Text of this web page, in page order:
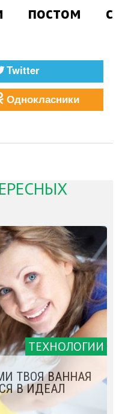
постом с
Twitter
Однокласники
ТЕХНОЛОГИИ
ТВОЯ ВАННАЯ
В ИДЕАЛ